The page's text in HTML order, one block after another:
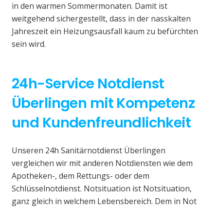
in den warmen Sommermonaten. Damit ist
weitgehend sichergestellt, dass in der nasskalten
Jahreszeit ein Heizungsausfall kaum zu befürchten
sein wird.
24h-Service Notdienst
Überlingen mit Kompetenz
und Kundenfreundlichkeit
Unseren 24h Sanitärnotdienst Überlingen
vergleichen wir mit anderen Notdiensten wie dem
Apotheken-, dem Rettungs- oder dem
Schlüsselnotdienst. Notsituation ist Notsituation,
ganz gleich in welchem Lebensbereich. Dem in Not